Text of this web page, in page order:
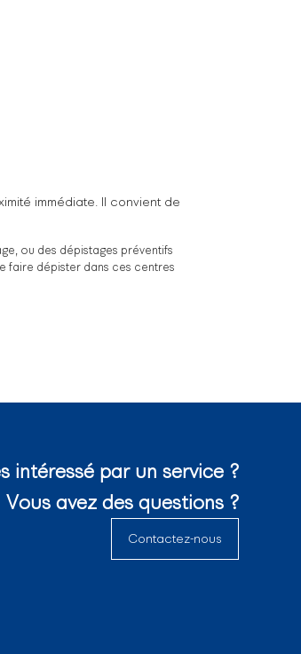
immédiate. Il convient de
ou des dépistages préventifs
faire dépister dans ces centres
intéressé par un service ?
Vous avez des questions ?
Contactez-nous